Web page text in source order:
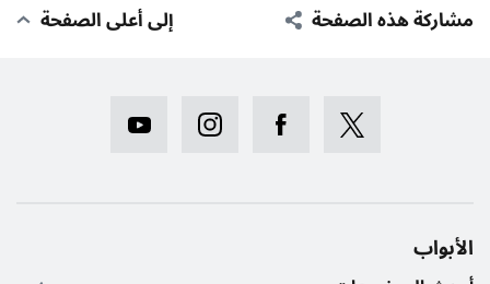
مشاركة هذه الصفحة إلى أعلى الصفحة
الأبواب